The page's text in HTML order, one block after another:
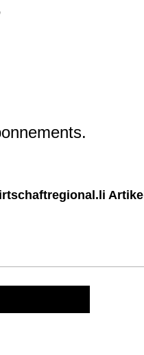
Artikel